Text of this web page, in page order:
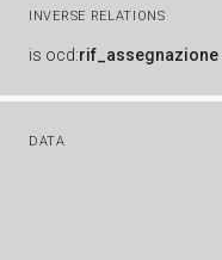
INVERSE RELATIONS
is ocd:rif_assegnazione
DATA